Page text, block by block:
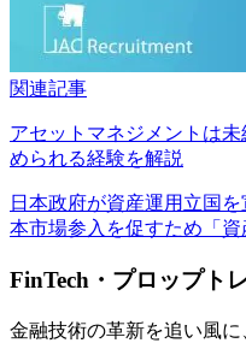
関連記事
アセットマネジメントは
められる経験を解説
日本政府が資産運用立国
本市場参入を促すため「資
FinTech・プロップト
金融技術の革新を追い風に